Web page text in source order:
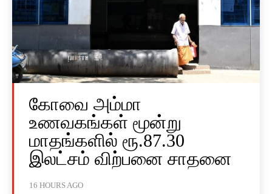
கோவை அம்மா
உணவகங்கள் மூன்று
மாதங்களில் ரூ.87.30
இலட்சம் விற்பனை சாதனை
16 HOURS AGO